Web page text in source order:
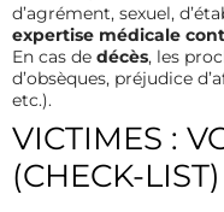
d’agrément, sexuel,
expertise médicale
En cas de décès, les
d’obsèques, préjudice
etc.).
VICTIMES :
(CHECK-LIST)